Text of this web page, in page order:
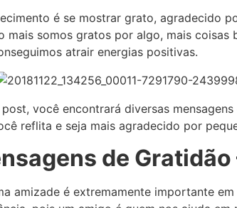
é se mostrar grato, agradecido
mais somos gratos por algo, mais coisas
atrair energias positivas.
post, você encontrará diversas
reflita e seja mais agradecido por
de Gratidão
amizade é extremamente importante